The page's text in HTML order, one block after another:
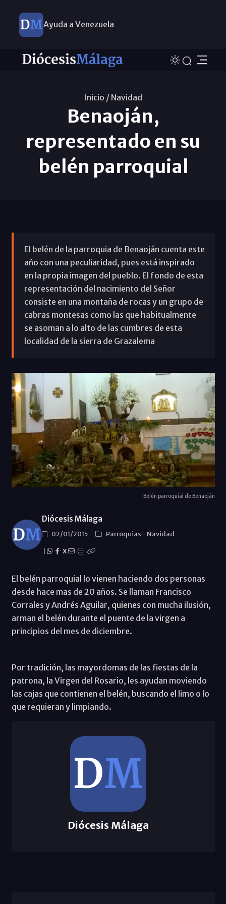
Ayuda a Venezuela
Inicio / Navidad
Benaoján,
representado en su
belén parroquial
El belén de la parroquia de Benaoján cuenta este
año con una peculiaridad, pues está inspirado
en la propia imagen del pueblo. El fondo de esta
representación del nacimiento del Señor
consiste en una montaña de rocas y un grupo de
cabras montesas como las que habitualmente
se asoman a lo alto de las cumbres de esta
localidad de la sierra de Grazalema
Belén parroquial de Benaoján
Diócesis Málaga
02/01/2015 Parroquias - Navidad
X
El belén parroquial lo vienen haciendo dos personas
desde hace mas de 20 años. Se llaman Francisco
Corrales y Andrés Aguilar, quienes con mucha ilusión,
arman el belén durante el puente de la virgen a
principios del mes de diciembre.
Por tradición, las mayordomas de las fiestas de la
patrona, la Virgen del Rosario, les ayudan moviendo
las cajas que contienen el belén, buscando el limo o lo
que requieran y limpiando.
Diócesis Málaga